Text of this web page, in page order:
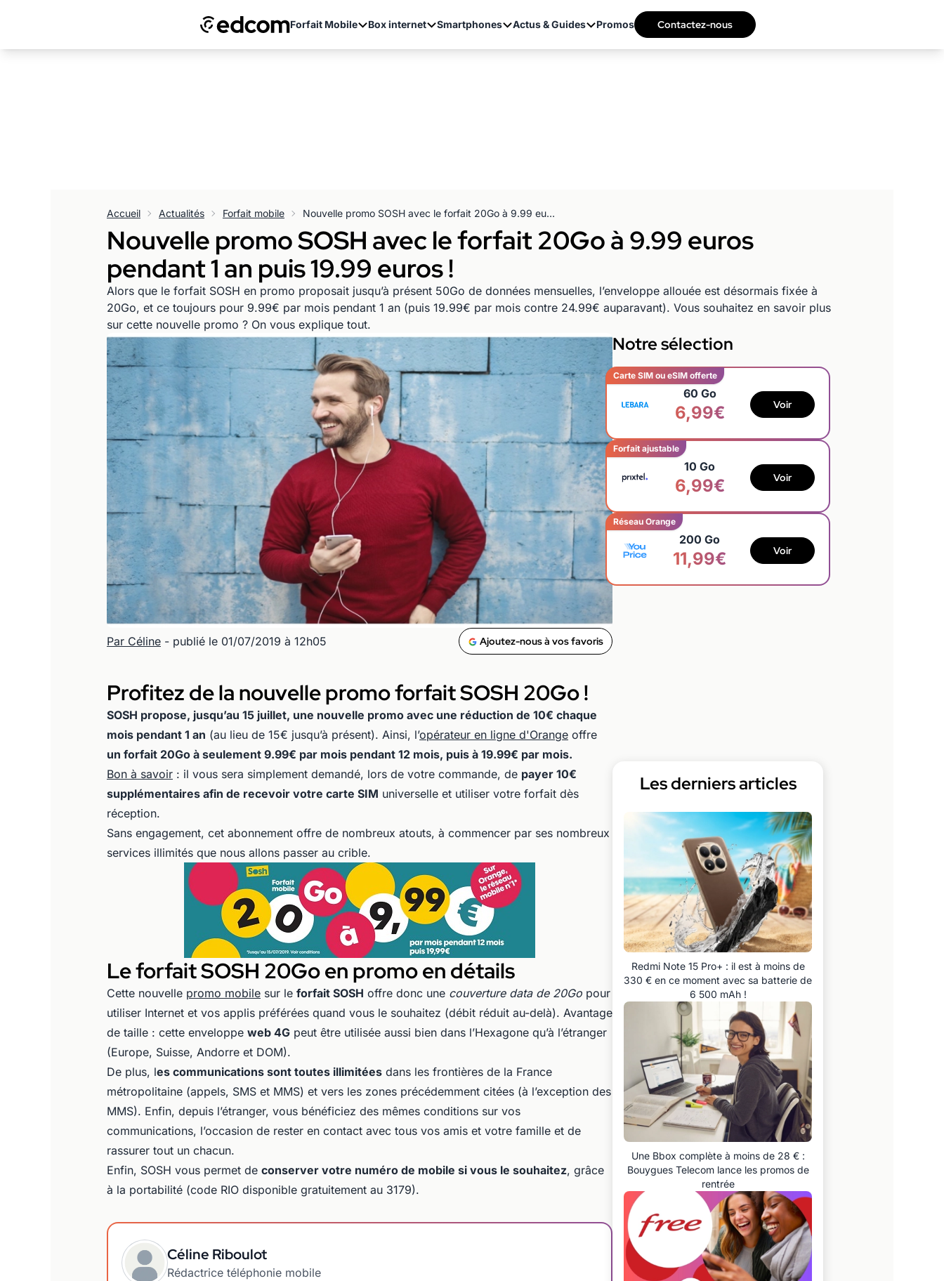
Forfait Mobile Box internet Smartphones Actus & Guides Promos Contactez-nous
Accueil Actualités Forfait mobile Nouvelle promo SOSH avec le forfait 20Go à 9.99 euros pendant 1 an puis 19.99 euros !
Nouvelle promo SOSH avec le forfait 20Go à 9.99 euros
pendant 1 an puis 19.99 euros !
Alors que le forfait SOSH en promo proposait jusqu’à présent 50Go de données mensuelles, l’enveloppe allouée est désormais fixée à
20Go, et ce toujours pour 9.99€ par mois pendant 1 an (puis 19.99€ par mois contre 24.99€ auparavant). Vous souhaitez en savoir plus
sur cette nouvelle promo ? On vous explique tout.
Par Céline - publié le 01/07/2019 à 12h05 Ajoutez-nous à vos favoris
Profitez de la nouvelle promo forfait SOSH 20Go !
SOSH propose, jusqu’au 15 juillet, une nouvelle promo avec une réduction de 10€ chaque
mois pendant 1 an (au lieu de 15€ jusqu’à présent). Ainsi, l’opérateur en ligne d'Orange offre
un forfait 20Go à seulement 9.99€ par mois pendant 12 mois, puis à 19.99€ par mois.
Bon à savoir : il vous sera simplement demandé, lors de votre commande, de payer 10€
supplémentaires afin de recevoir votre carte SIM universelle et utiliser votre forfait dès
réception.
Sans engagement, cet abonnement offre de nombreux atouts, à commencer par ses nombreux
services illimités que nous allons passer au crible.
Le forfait SOSH 20Go en promo en détails
Cette nouvelle promo mobile sur le forfait SOSH offre donc une couverture data de 20Go pour
utiliser Internet et vos applis préférées quand vous le souhaitez (débit réduit au-delà). Avantage
de taille : cette enveloppe web 4G peut être utilisée aussi bien dans l’Hexagone qu’à l’étranger
(Europe, Suisse, Andorre et DOM).
De plus, les communications sont toutes illimitées dans les frontières de la France
métropolitaine (appels, SMS et MMS) et vers les zones précédemment citées (à l’exception des
MMS). Enfin, depuis l’étranger, vous bénéficiez des mêmes conditions sur vos
communications, l’occasion de rester en contact avec tous vos amis et votre famille et de
rassurer tout un chacun.
Enfin, SOSH vous permet de conserver votre numéro de mobile si vous le souhaitez, grâce
à la portabilité (code RIO disponible gratuitement au 3179).
Céline Riboulot
Rédactrice téléphonie mobile
Notre sélection
Carte SIM ou eSIM offerte
60 Go
6,99€ Voir
Forfait ajustable
10 Go
6,99€ Voir
Réseau Orange
200 Go
11,99€ Voir
Les derniers articles
Redmi Note 15 Pro+ : il est à moins de
330 € en ce moment avec sa batterie de
6 500 mAh !
Une Bbox complète à moins de 28 € :
Bouygues Telecom lance les promos de
rentrée